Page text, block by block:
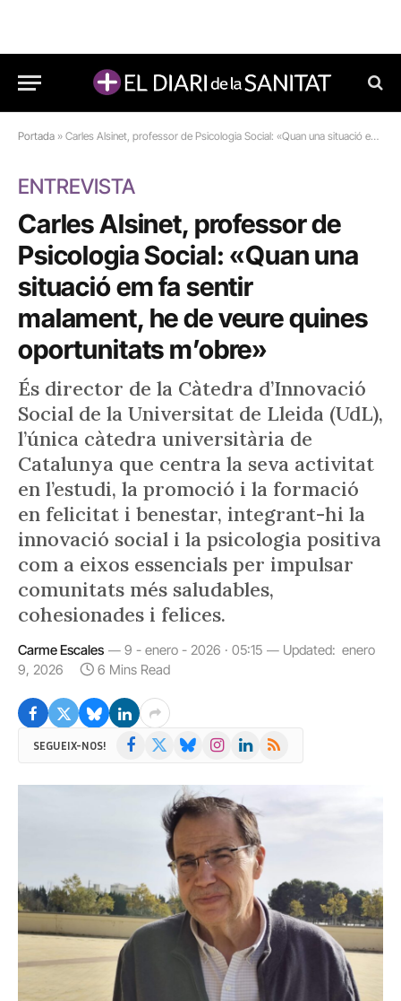
Portada » Carles Alsinet, professor de Psicologia Social: «Quan una situació em fa sentir malament, he de veure quines oportunitats m’obre»
ENTREVISTA
Carles Alsinet, professor de
Psicologia Social: «Quan una
situació em fa sentir
malament, he de veure quines
oportunitats m’obre»
És director de la Càtedra d’Innovació
Social de la Universitat de Lleida (UdL),
l’única càtedra universitària de
Catalunya que centra la seva activitat
en l’estudi, la promoció i la formació
en felicitat i benestar, integrant-hi la
innovació social i la psicologia positiva
com a eixos essencials per impulsar
comunitats més saludables,
cohesionades i felices.
Carme Escales 9 - enero - 2026 · 05:15 Updated: enero
9, 2026
6 Mins Read
SEGUEIX-NOS! Facebook BlueskyInstagramLinkedIn
RSS